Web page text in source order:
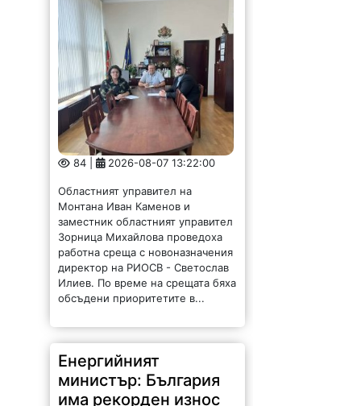
84 | 2026-08-07 13:22:00
Областният управител на
Монтана Иван Каменов и
заместник областният управител
Зорница Михайлова проведоха
работна среща с новоназначения
директор на РИОСВ - Светослав
Илиев. По време на срещата бяха
обсъдени приоритетите в...
Енергийният
министър: България
има рекорден износ